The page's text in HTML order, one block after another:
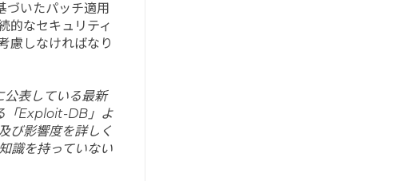
づいたパッチ適用
的なセキュリティ
慮しなければなり
表している最新
「Exploit-DB」よ
び影響度を詳しく
識を持っていない